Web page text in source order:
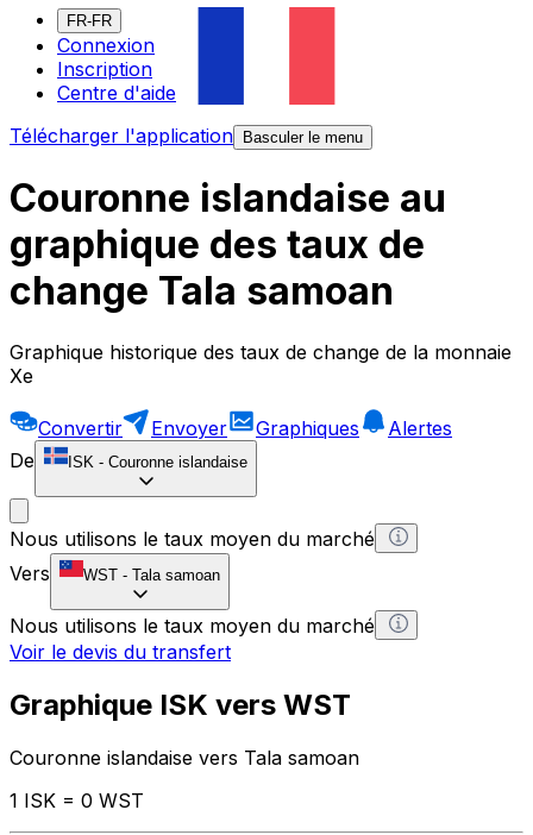
FR-FR
Connexion
Inscription
Centre d'aide
Télécharger l'application
Basculer le menu
Couronne islandaise au
graphique des taux de
change Tala samoan
Graphique historique des taux de change de la monnaie
Xe
Convertir Envoyer Graphiques
Alertes
De
ISK - Couronne islandaise
Nous utilisons le taux moyen du marché
Vers
WST - Tala samoan
Nous utilisons le taux moyen du marché
Voir le devis du transfert
Graphique ISK vers WST
Couronne islandaise vers Tala samoan
1 ISK = 0 WST